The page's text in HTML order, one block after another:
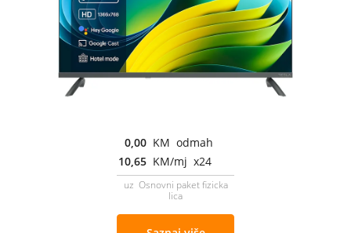
0,00 KM odmah
10,65 KM/mj x24
uz Osnovni paket fizicka
lica